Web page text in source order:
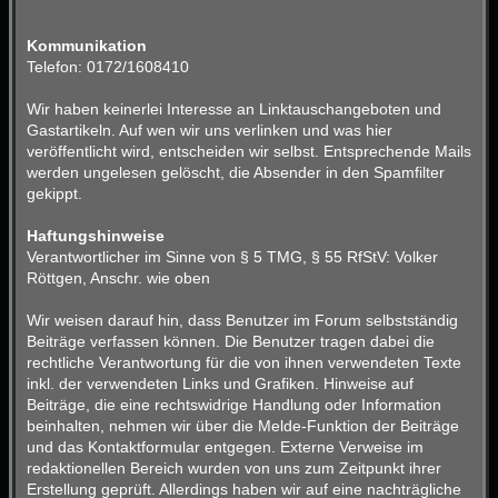
Kommunikation
Telefon: 0172/1608410
Wir haben keinerlei Interesse an Linktauschangeboten und
Gastartikeln. Auf wen wir uns verlinken und was hier
veröffentlicht wird, entscheiden wir selbst. Entsprechende Mails
werden ungelesen gelöscht, die Absender in den Spamfilter
gekippt.
Haftungshinweise
Verantwortlicher im Sinne von § 5 TMG, § 55 RfStV: Volker
Röttgen, Anschr. wie oben
Wir weisen darauf hin, dass Benutzer im Forum selbstständig
Beiträge verfassen können. Die Benutzer tragen dabei die
rechtliche Verantwortung für die von ihnen verwendeten Texte
inkl. der verwendeten Links und Grafiken. Hinweise auf
Beiträge, die eine rechtswidrige Handlung oder Information
beinhalten, nehmen wir über die Melde-Funktion der Beiträge
und das Kontaktformular entgegen. Externe Verweise im
redaktionellen Bereich wurden von uns zum Zeitpunkt ihrer
Erstellung geprüft. Allerdings haben wir auf eine nachträgliche